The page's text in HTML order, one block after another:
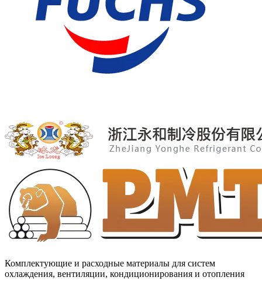
Комплектующие и расходные материалы для систем
охлаждения, вентиляции, кондиционирования и отопления